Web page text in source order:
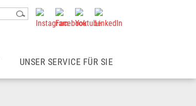
UNSER SERVICE FÜR SIE